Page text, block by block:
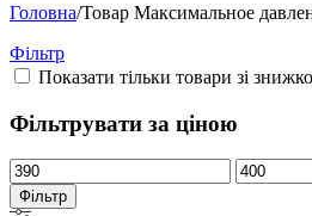
Головна/Товар Максимальное
Фільтр
Показати тільки товари зі
Фільтрувати за ціною
Мінімальна
ціна
Найбільша
ціна
Фільтр